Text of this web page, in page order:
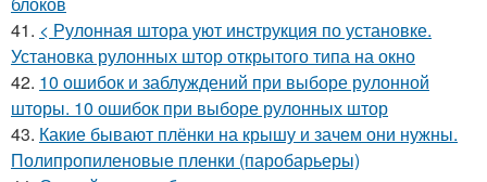
41. < Рулонная штора уют инструкция по установке.
Установка рулонных штор открытого типа на окно
42. 10 ошибок и заблуждений при выборе рулонной
шторы. 10 ошибок при выборе рулонных штор
43. Какие бывают плёнки на крышу и зачем они нужны.
Полипропиленовые пленки (паробарьеры)